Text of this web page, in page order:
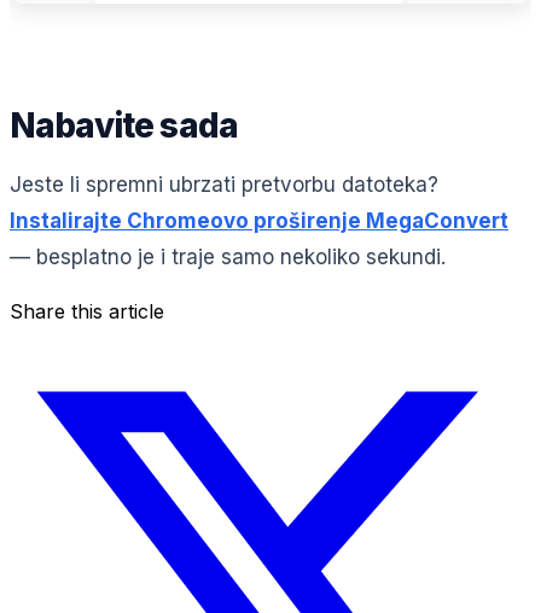
Nabavite sada
Jeste li spremni ubrzati pretvorbu datoteka?
Instalirajte Chromeovo proširenje MegaConvert
— besplatno je i traje samo nekoliko sekundi.
Share this article